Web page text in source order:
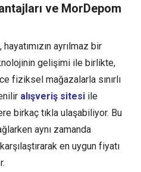
ve MorDepom
ayrılmaz bir
gelişimi ile birlikte,
fiziksel mağazalarla sınırlı
alışveriş sitesi ile
birkaç tıkla ulaşabiliyor. Bu
aynı zamanda
en uygun fiyatı